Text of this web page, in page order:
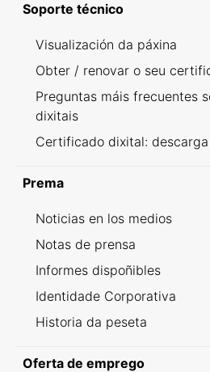
Soporte técnico
Visualización da páxina
Obter / renovar o seu
Preguntas máis frecuentes
dixitais
Certificado dixital:
Prema
Noticias en los medios
Notas de prensa
Informes dispoñibles
Identidade Corporativa
Historia da peseta
Oferta de emprego